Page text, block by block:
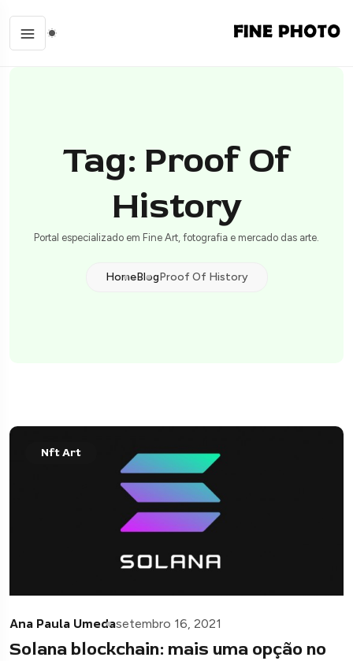
Tag: Proof Of
History
Portal especializado em Fine Art, fotografia e mercado das arte.
HomeBlogProof Of History
Nft Art
Ana Paula Umedasetembro 16, 2021
Solana blockchain: mais uma opção no